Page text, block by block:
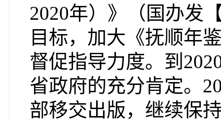
2020年）》（国办发
目标，加大《抚顺年
督促指导力度。到
省政府的充分肯定。
部移交出版，继续保